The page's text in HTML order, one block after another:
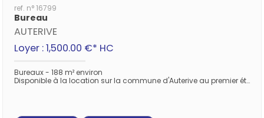
ref. n° 16799
Bureau
AUTERIVE
Loyer : 1,500.00 €* HC
Bureaux - 188 m² environ
Disponible à la location sur la commune d'Auterive au premier étage d'un batiment - ZI La Vigne, un plateau d'environ 188 m² comprenant un open-space...